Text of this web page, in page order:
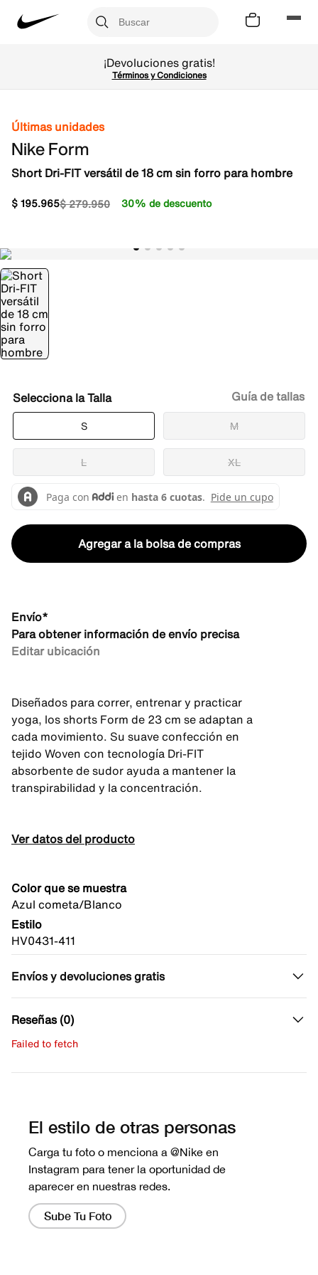
¡Devoluciones gratis!
Términos y Condiciones
Últimas unidades
Nike Form
Short Dri-FIT versátil de 18 cm sin forro para hombre
$279.950
$195.965 30% de descuento
Talla
S M
L XL
Guía de tallas
Agregar a la bolsa de compras
Envío*
Para obtener información de envío precisa
Editar ubicación
Diseñados para correr, entrenar y practicar
yoga, los shorts Form de 23 cm se adaptan a
cada movimiento. Su suave confección en
tejido Woven con tecnología Dri-FIT
absorbente de sudor ayuda a mantener la
transpirabilidad y la concentración.
Ver datos del producto
Color que se muestra
Azul cometa/Blanco
Estilo
HV0431-411
Envíos y devoluciones gratis
Reseñas (0)
Failed to fetch